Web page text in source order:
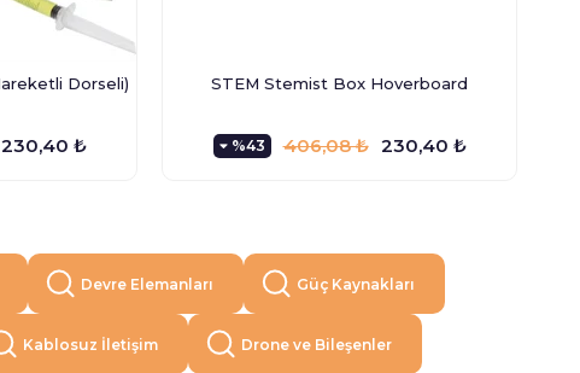
Dorseli)
230,40 ₺
STEM Stemist Box Hoverboard
%43 230,40 ₺
406,08 ₺
Devre Elemanları Güç Kaynakları
Kablosuz İletişim Drone ve Bileşenler